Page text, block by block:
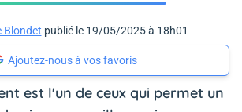
Blondet publié le 19/05/2025 à 18h01
Ajoutez-nous à vos favoris
est l'un de ceux qui permet un